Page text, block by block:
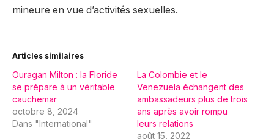
mineure en vue d’activités sexuelles.
Articles similaires
Ouragan Milton : la Floride
se prépare à un véritable
cauchemar
octobre 8, 2024
Dans "International"
La Colombie et le
Venezuela échangent des
ambassadeurs plus de trois
ans après avoir rompu
leurs relations
août 15, 2022